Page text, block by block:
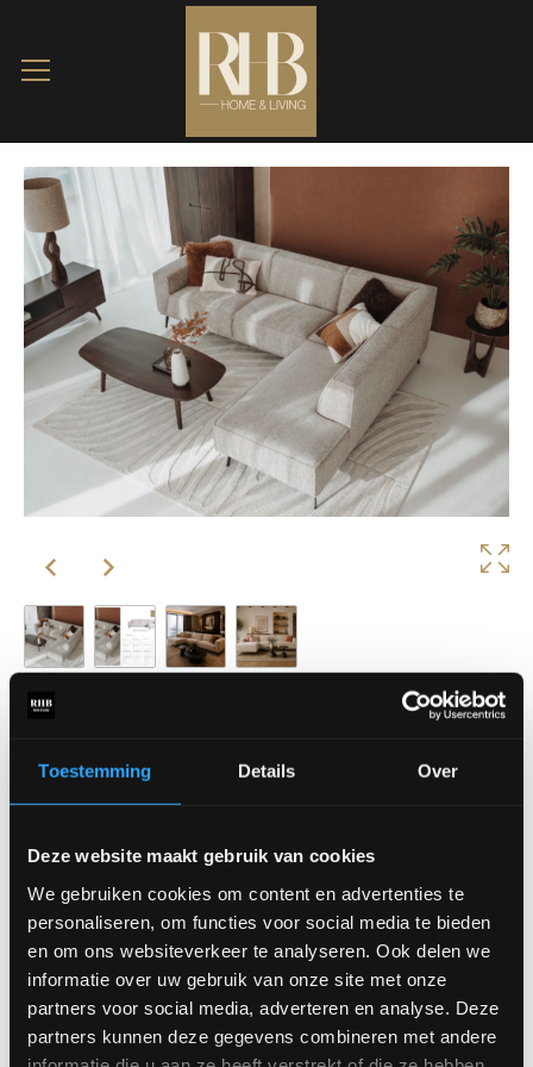
Toestemming Details Over
Deze website maakt gebruik van cookies
We gebruiken cookies om content en advertenties te
personaliseren, om functies voor social media te bieden
en om ons websiteverkeer te analyseren. Ook delen we
informatie over uw gebruik van onze site met onze
partners voor social media, adverteren en analyse. Deze
partners kunnen deze gegevens combineren met andere
Edward
een warme, moderne uitstraling. De zachte stof, slanke pootjes
en comfortabele chaise longue maken deze bank een stijlvolle
samen. Kom de Edward bank bekijken in onze showroom!
Deze bank is in verschillende stoffen en opstellingen
beschikbaar.
Prijs is vanaf €2038,-
Maak een afspraak